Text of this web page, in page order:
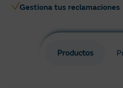
Gestiona tus reclamaciones
Productos